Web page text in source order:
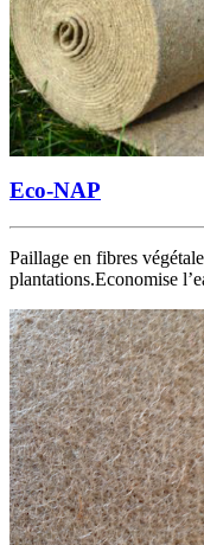
Eco-NAP
Paillage en fibres
plantations.Economise